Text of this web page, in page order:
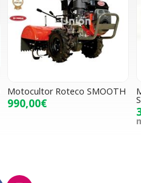
Motocultor Roteco SMOOTH
990,00€